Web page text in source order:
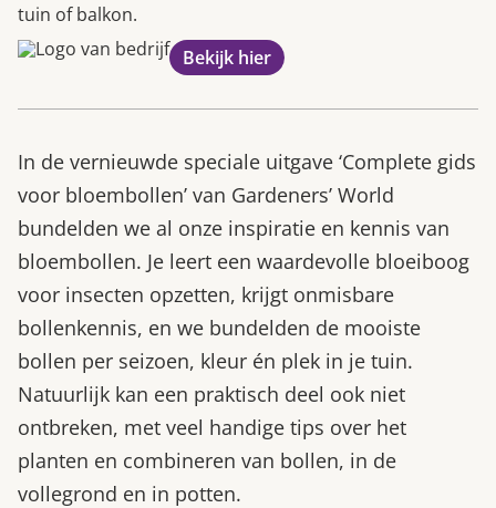
tuin of balkon.
Bekijk hier
In de vernieuwde speciale uitgave ‘Complete gids
voor bloembollen’ van Gardeners’ World
bundelden we al onze inspiratie en kennis van
bloembollen. Je leert een waardevolle bloeiboog
voor insecten opzetten, krijgt onmisbare
bollenkennis, en we bundelden de mooiste
bollen per seizoen, kleur én plek in je tuin.
Natuurlijk kan een praktisch deel ook niet
ontbreken, met veel handige tips over het
planten en combineren van bollen, in de
vollegrond en in potten.